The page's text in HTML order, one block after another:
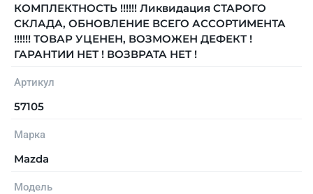
КОМПЛЕКТНОСТЬ !!!!!! Ликвидация СТАРОГО
СКЛАДА, ОБНОВЛЕНИЕ ВСЕГО АССОРТИМЕНТА
!!!!!! ТОВАР УЦЕНЕН, ВОЗМОЖЕН ДЕФЕКТ !
ГАРАНТИИ НЕТ ! ВОЗВРАТА НЕТ !
Артикул
57105
Марка
Mazda
Модель